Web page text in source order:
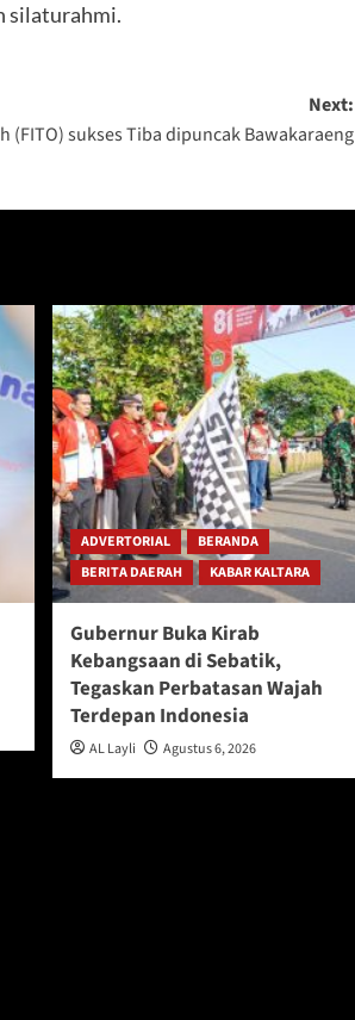
silaturahmi.
Next:
(FITO) sukses Tiba dipuncak Bawakaraeng
ADVERTORIAL
BERANDA
BERITA DAERAH
KABAR KALTARA
Gubernur Buka Kirab
Kebangsaan di Sebatik,
Tegaskan Perbatasan Wajah
Terdepan Indonesia
AL Layli Agustus 6, 2026